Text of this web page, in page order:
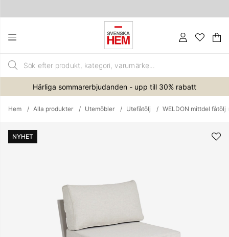
.
Härliga sommarerbjudanden - upp till 30% rabatt
Hem Alla produkter Utemöbler Utefåtölj WELDON mittdel fåtölj
NYHET
Produktbilder